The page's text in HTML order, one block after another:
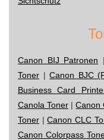
Canon BIJ Patronen
Toner |Canon BJC
Business Card
Canola Toner |Canon
Toner |Canon CLC
Canon Colorpass